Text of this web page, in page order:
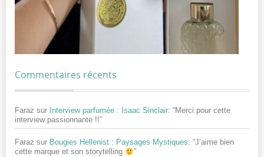
Commentaires récents
Faraz sur Interview parfumée : Isaac Sinclair: “Merci pour cette
interview passionnante !!”
Faraz sur Bougies Hellenist : Paysages Mystiques: “J’aime bien
cette marque et son storytelling
”